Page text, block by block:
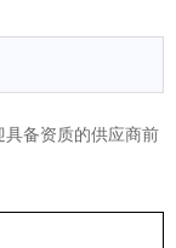
备资质的供应商前